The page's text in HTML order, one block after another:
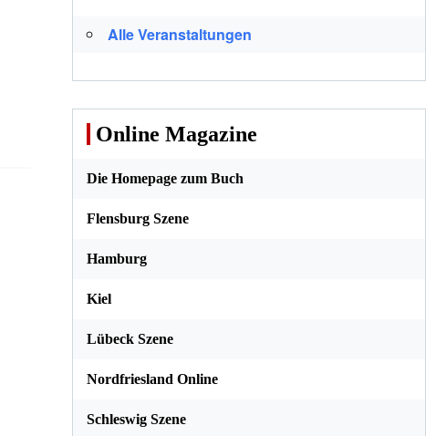
Alle Veranstaltungen
Online Magazine
Die Homepage zum Buch
Flensburg Szene
Hamburg
Kiel
Lübeck Szene
Nordfriesland Online
Schleswig Szene